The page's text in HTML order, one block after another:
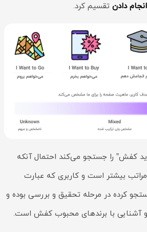
دادن تقسیم کرد.
کفش” را جستجو می‌کند احتمال آنکه
بیشتر است و کاربری که عبارت
کرده در مرحله تحقیق و بررسی بوده و
آشنایی با برندهای محبوب کفش است.